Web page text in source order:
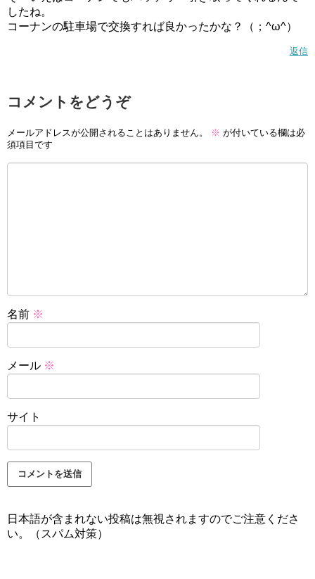
したね。
コーナンの駐車場で交換すれば良かったかな？（；^ω^）
返信
コメントをどうぞ
メールアドレスが公開されることはありません。 ※ が付いている欄は必
須項目です
名前 ※
メール ※
サイト
日本語が含まれない投稿は無視されますのでご注意くださ
い。（スパム対策）